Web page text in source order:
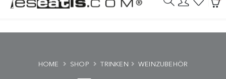
HOME SHOP TRINKEN WEINZUBEHÖR